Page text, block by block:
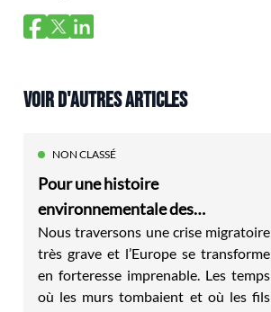
VOIR D'AUTRES ARTICLES
NON CLASSÉ
Pour une histoire
environnementale des
migrations modernes
Nous traversons une crise migratoire
très grave et l’Europe se transforme
en forteresse imprenable. Les temps
où les murs tombaient et où les fils